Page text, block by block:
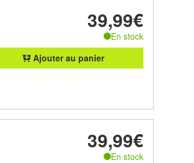
39,99€
En stock
Ajouter au panier
39,99€
En stock